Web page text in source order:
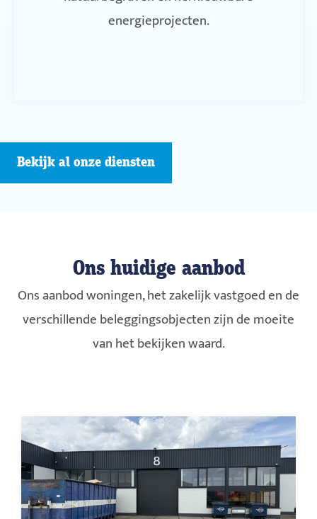
energieprojecten.
Bekijk al onze diensten
Ons huidige aanbod
Ons aanbod woningen, het zakelijk vastgoed en de
verschillende beleggingsobjecten zijn de moeite
van het bekijken waard.